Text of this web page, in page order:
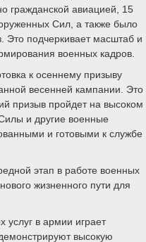
гражданской авиацией, 15
Сил, а также было
Это подчеркивает масштаб и
военных кадров.
к осеннему призыву
весенней кампании. Это
призыв пройдет на высоком
и другие военные
и готовыми к службе
этап в работе военных
жизненного пути для
услуг в армии играет
высокую